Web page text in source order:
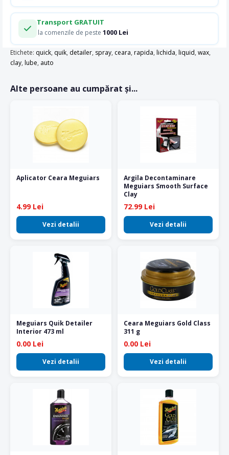
Transport GRATUIT
la comenzile de peste 1000 Lei
Etichete: quick, quik, detailer, spray, ceara, rapida, lichida, liquid, wax,
clay, lube, auto
Alte persoane au cumpărat și...
Aplicator Ceara Meguiars
4.99 Lei
Vezi detalii
Argila Decontaminare
Meguiars Smooth Surface
Clay
72.99 Lei
Vezi detalii
Meguiars Quik Detailer
Interior 473 ml
0.00 Lei
Vezi detalii
Ceara Meguiars Gold Class
311 g
0.00 Lei
Vezi detalii